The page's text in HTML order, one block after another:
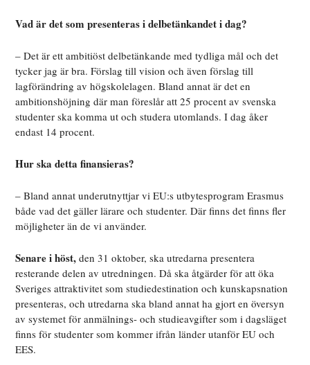
Vad är det som presenteras i delbetänkandet i dag?
– Det är ett ambitiöst delbetänkande med tydliga mål och det
tycker jag är bra. Förslag till vision och även förslag till
lagförändring av högskolelagen. Bland annat är det en
ambitionshöjning där man föreslår att 25 procent av svenska
studenter ska komma ut och studera utomlands. I dag åker
endast 14 procent.
Hur ska detta finansieras?
– Bland annat underutnyttjar vi EU:s utbytesprogram Erasmus
både vad det gäller lärare och studenter. Där finns det finns fler
möjligheter än de vi använder.
Senare i höst, den 31 oktober, ska utredarna presentera
resterande delen av utredningen. Då ska åtgärder för att öka
Sveriges attraktivitet som studiedestination och kunskapsnation
presenteras, och utredarna ska bland annat ha gjort en översyn
av systemet för anmälnings- och studieavgifter som i dagsläget
finns för studenter som kommer ifrån länder utanför EU och
EES.